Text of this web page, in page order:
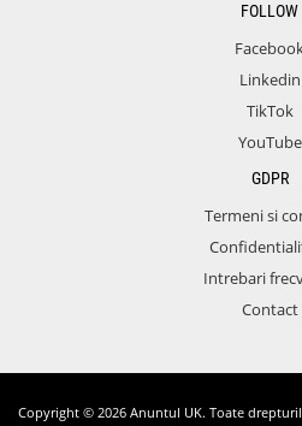
FOLLOW
Linkedin
TikTok
YouTube
GDPR
Termeni si
Intrebari
Contact
Copyright © 2026 Anuntul UK. Toate